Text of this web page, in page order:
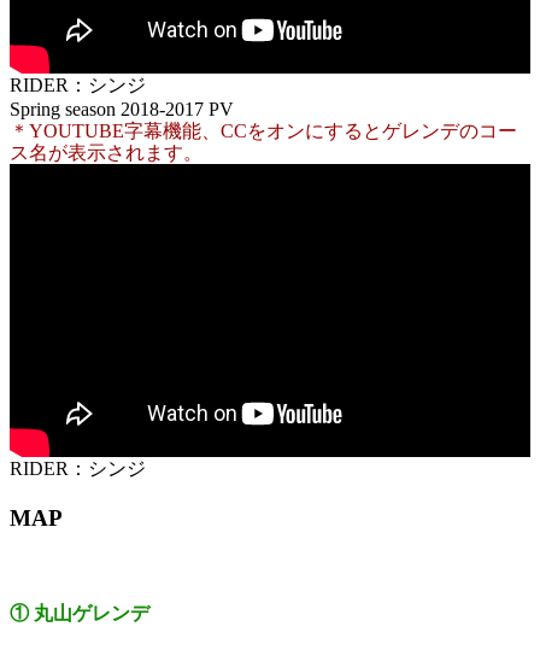
RIDER：シンジ
Spring season 2018-2017 PV
＊YOUTUBE字幕機能、CCをオンにするとゲレンデのコー
ス名が表示されます。
RIDER：シンジ
MAP
① 丸山ゲレンデ